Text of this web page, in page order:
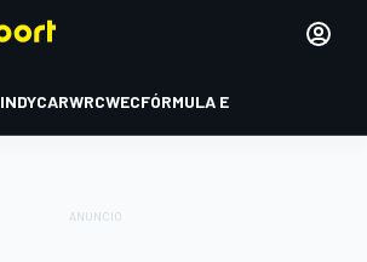
INDYCARWRCWECFÓRMULA E